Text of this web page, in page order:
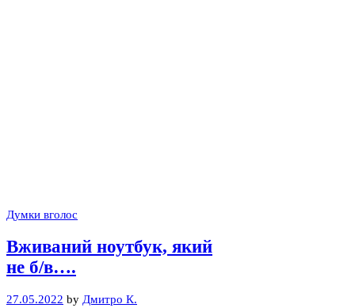
Думки вголос
Вживаний ноутбук, який
не б/в….
27.05.2022 by Дмитро К.